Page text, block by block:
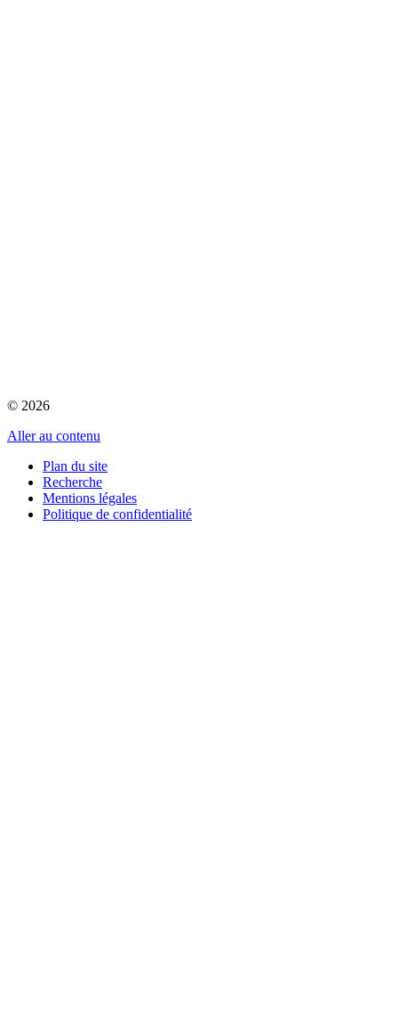
© 2026
Aller au contenu
Plan du site
Recherche
Mentions légales
Politique de confidentialité